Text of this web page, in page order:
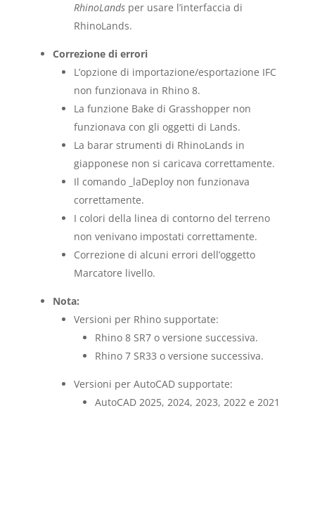
RhinoLandsper usare l’interfaccia di
RhinoLands.
Correzione di errori
L’opzione di importazione/esportazione IFC
non funzionava in Rhino 8.
La funzione Bake di Grasshopper non
funzionava con gli oggetti di Lands.
La barar strumenti di RhinoLands in
giapponese non si caricava correttamente.
Il comando _laDeploy non funzionava
correttamente.
I colori della linea di contorno del terreno
non venivano impostati correttamente.
Correzione di alcuni errori dell’oggetto
Marcatore livello.
Nota:
Versioni per Rhino supportate:
Rhino 8 SR7 o versione successiva.
Rhino 7 SR33 o versione successiva.
Versioni per AutoCAD supportate:
AutoCAD 2025, 2024, 2023, 2022 e 2021